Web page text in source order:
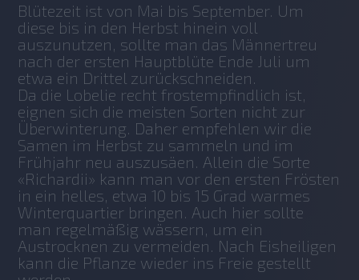
Blütezeit ist von Mai bis September. Um
diese bis in den Herbst hinein voll
auszunutzen, sollte man das Männertreu
nach der ersten Hauptblüte Ende Juli um
etwa ein Drittel zurückschneiden.
Da die Lobelie recht frostempfindlich ist,
eignen sich die meisten Sorten nicht zur
Überwinterung. Daher empfehlen wir die
Samen im Herbst zu sammeln und im
Frühjahr neu auszusäen. Allein die Sorte
«Richardii» kann man vor den ersten Frösten
in ein helles, etwa 10 bis 15 Grad warmes
Winterquartier bringen. Auch hier sollte
man regelmäßig wässern, um ein
Austrocknen zu vermeiden. Nach Eisheiligen
kann die Pflanze wieder ins Freie gestellt